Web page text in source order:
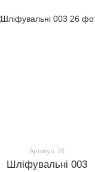
Артикул: 26
Шліфувальні 003